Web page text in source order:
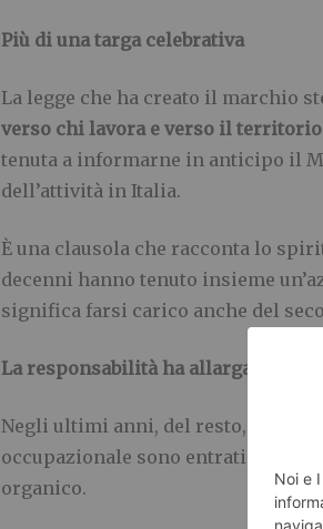
Più di una targa celebrativa
La legge che ha creato il marchio
verso chi lavora e verso il territorio
tenuta a informarne in anticipo il
dell’attività in Italia.
È una clausola che racconta lo
decenni hanno tenuto insieme
significa farsi carico anche del
La responsabilità ha allargato il
Negli ultimi anni, del resto, l’idea
occupazionale sono entrati
organico.